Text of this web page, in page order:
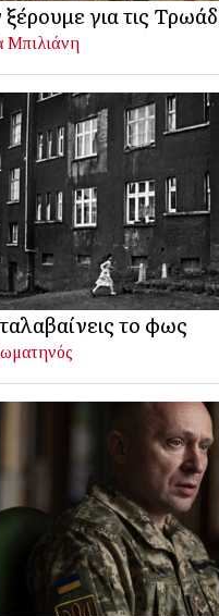
για τις
Μπιλιάνη
το φως